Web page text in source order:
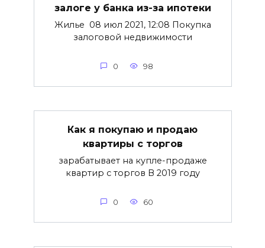
залоге у банка из-за ипотеки
Жилье 08 июл 2021, 12:08 Покупка
залоговой недвижимости
0 98
Как я покупаю и продаю
квартиры с торгов
зарабатывает на купле-продаже
квартир с торгов В 2019 году
0 60